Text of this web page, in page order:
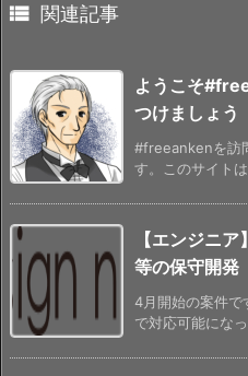
 関連記事
ようこそ
つけましょう
#freeankenを訪
す。このサイト
【エンジニ
等の保守開発
4月開始の案件で
で対応可能にな